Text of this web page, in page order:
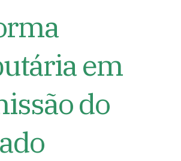
em
do